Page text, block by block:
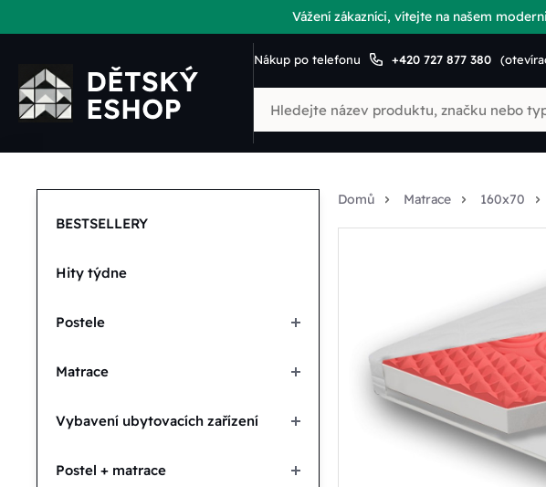
Vážení zákazníci, vítejte na našem
Nákup po telefonu +420 727 877 380
BESTSELLERY
Hity týdne
Postele
Matrace
Vybavení ubytovacích zařízení
Postel + matrace
Domů Matrace 160x70